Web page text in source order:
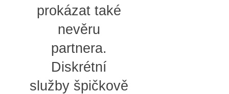
prokázat také
nevěru
partnera.
Diskrétní
služby špičkově